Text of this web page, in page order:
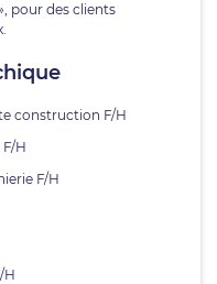
pour des clients
construction F/H
H
F/H
H